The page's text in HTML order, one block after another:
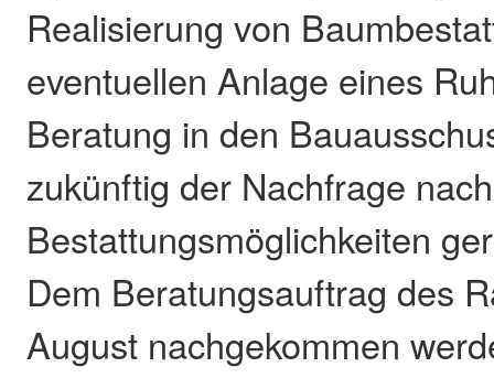
Realisierung von
eventuellen Anlage eines
Beratung in den
zukünftig der Nachfrage
Bestattungsmöglichkeiten
Dem Beratungsauftrag des
August nachgekommen